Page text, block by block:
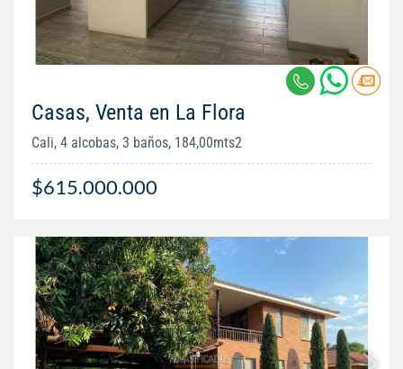
Casas, Venta en La Flora
Cali, 4 alcobas, 3 baños, 184,00mts2
$615.000.000